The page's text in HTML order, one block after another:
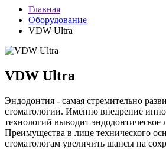
Главная
Оборудование
VDW Ultra
VDW Ultra
Эндодонтия - самая стремительно
стоматологии. Именно внедрение
технологий выводит эндодонтическое
Преимущества в лице технического
стоматологам увеличить шансы на